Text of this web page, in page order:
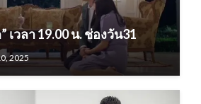
เวลา 19.00 น. ช่องวัน31
2025